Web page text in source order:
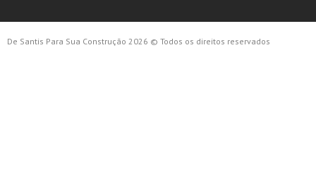
De Santis Para Sua Construção 2026 © Todos os direitos reservados